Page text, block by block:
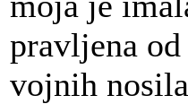
pravljena
vojnih